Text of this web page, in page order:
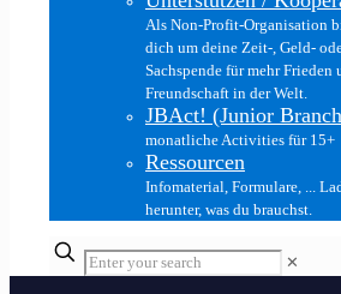
Als Non-Profit-Organisation
dich um deine Zeit-, Geld-
Sachspende für mehr Frieden
Freundschaft in der Welt.
JBAct! (Junior
monatliche Activities für 15+
Ressourcen
Infomaterial, Formulare, ...
herunter, was du brauchst.
✕